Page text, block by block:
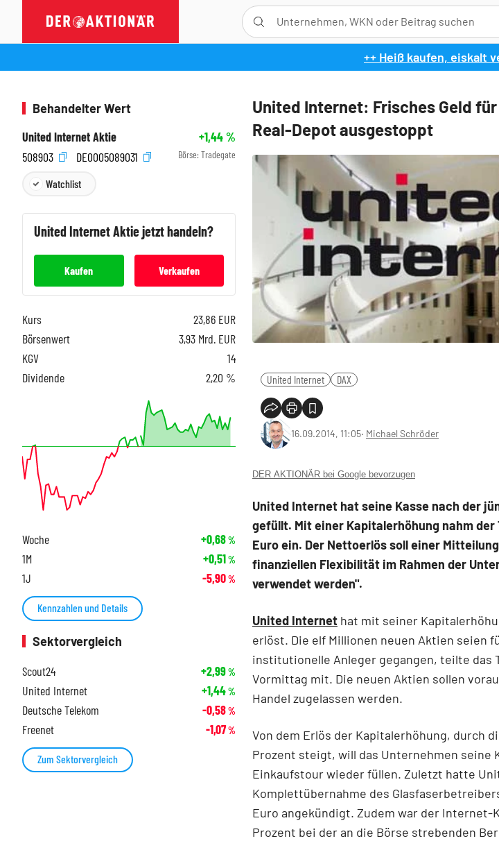
++ Heiß kaufen, eiskalt
United Internet: Frisches Geld
Real-Depot ausgestoppt
United Internet DAX
16.09.2014, 11:05‧ Michael Schröder
DER AKTIONÄR bei Google bevorzugen
United Internet hat seine Kasse nach der
gefüllt. Mit einer Kapitalerhöhung nahm der
Euro ein. Der Nettoerlös soll einer
finanziellen Flexibilität im Rahmen der
verwendet werden".
United Internet hat mit seiner
erlöst. Die elf Millionen neuen Aktien seien
institutionelle Anleger gegangen, teilte das
Vormittag mit. Die neuen Aktien sollen
Handel zugelassen werden.
Von dem Erlös der Kapitalerhöhung, durch
Prozent steigt, will das Unternehmen seine
Einkaufstour wieder füllen. Zuletzt hatte
Komplettübernahme des
Euro angekündigt. Zudem war der Internet-
Prozent bei der an die Börse strebenden
Behandelter Wert
United Internet Aktie
+1,44%
508903
DE0005089031 Börse: Tradegate
Watchlist
United InternetAktie jetzt handeln?
Kaufen Verkaufen
Kurs 23,86 EUR
Börsenwert
3,93 Mrd. EUR
KGV
14
Dividende
2,20 %
Woche +0,68%
1M +0,51%
1J -5,90%
Kennzahlen und Details
Sektorvergleich
Scout24
+2,99%
United Internet +1,44%
Deutsche Telekom -0,58%
Freenet -1,07%
Zum Sektorvergleich